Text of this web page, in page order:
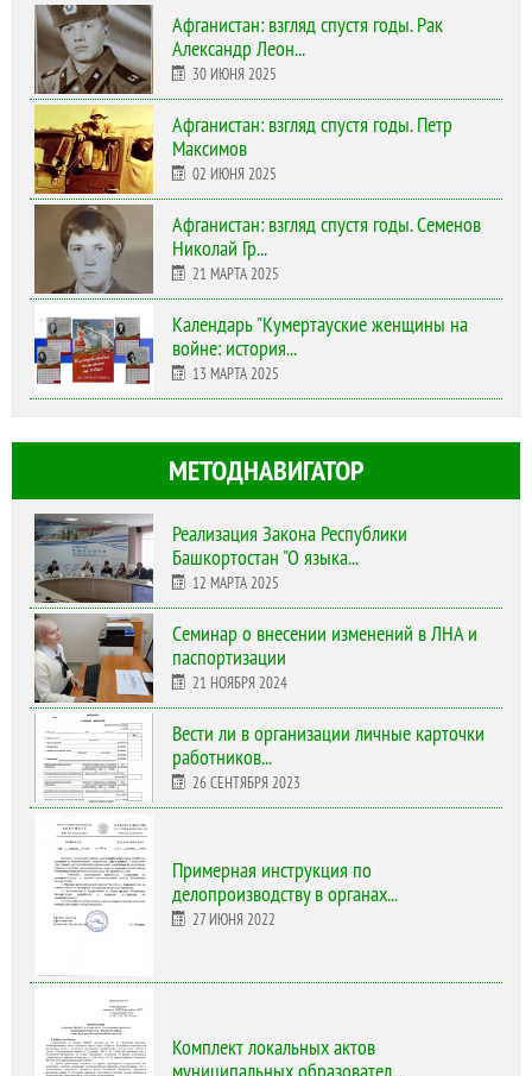
Афганистан: взгляд спустя годы. Рак
Александр Леон...
30 ИЮНЯ 2025
Афганистан: взгляд спустя годы. Петр
Максимов
02 ИЮНЯ 2025
Афганистан: взгляд спустя годы. Семенов
Николай Гр...
21 МАРТА 2025
Календарь "Кумертауские женщины на
войне: история...
13 МАРТА 2025
МЕТОДНАВИГАТОР
Реализация Закона Республики
Башкортостан "О языка...
12 МАРТА 2025
Cеминар о внесении изменений в ЛНА и
паспортизации
21 НОЯБРЯ 2024
Вести ли в организации личные карточки
работников...
26 СЕНТЯБРЯ 2023
Примерная инструкция по
делопроизводству в органах...
27 ИЮНЯ 2022
Комплект локальных актов
муниципальных образовател...